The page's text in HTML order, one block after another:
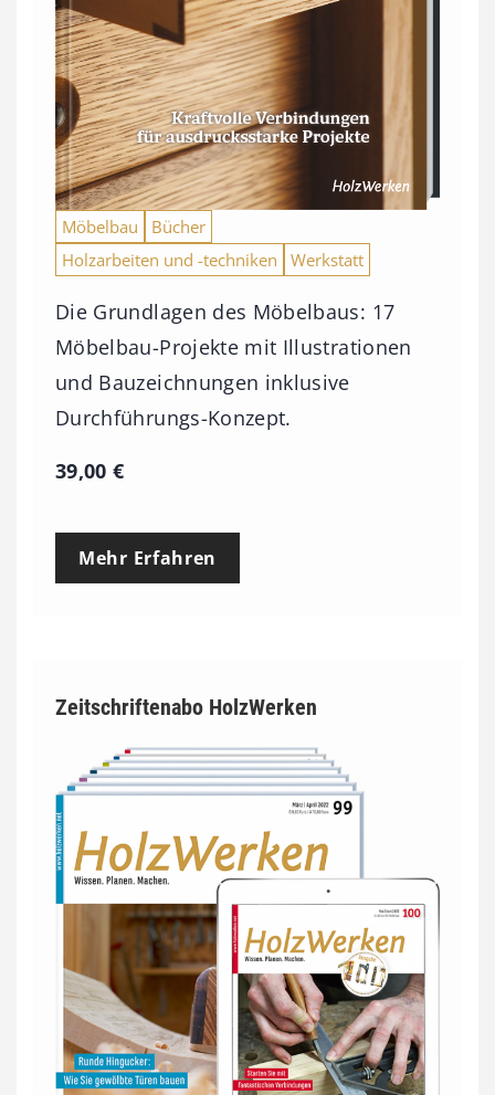
Möbelbau
Bücher
Holzarbeiten und -techniken
Werkstatt
Die Grundlagen des Möbelbaus: 17
Möbelbau-Projekte mit Illustrationen
und Bauzeichnungen inklusive
Durchführungs-Konzept.
39,00€
Mehr Erfahren
Zeitschriftenabo HolzWerken